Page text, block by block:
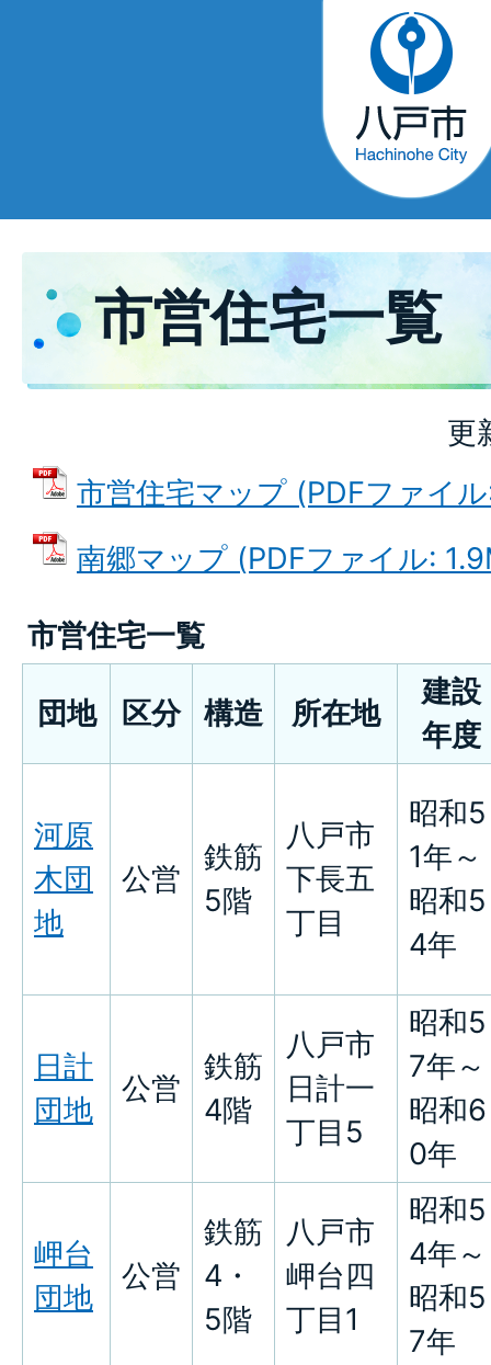
市営住宅一覧
更
市営住宅マップ (PDFファイ
南郷マップ (PDFファイル:
市営住宅一覧
団地 区分 構造 所在地
建設
年度
河原
木団
地
公営
鉄筋
5階
八戸市
下長五
丁目
昭和5
1年～
昭和5
4年
日計
団地
公営
鉄筋
4階
八戸市
日計一
丁目5
昭和5
7年～
昭和6
0年
岬台
団地
公営
鉄筋
4・
5階
八戸市
岬台四
丁目1
昭和5
4年～
昭和5
7年